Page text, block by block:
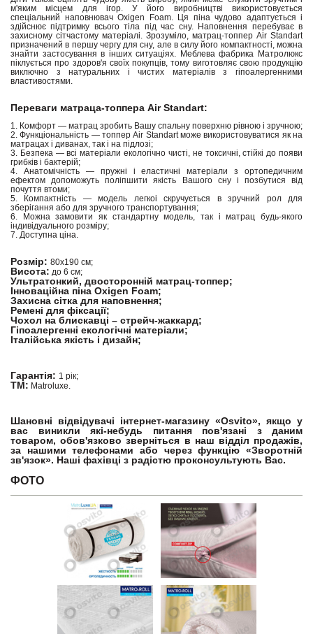
м'яким місцем для ігор. У його виробництві використовується
спеціальний наповнювач Oxigen Foam. Ця піна чудово адаптується і
здійснює підтримку всього тіла під час сну. Наповнення перебуває в
захисному сітчастому матеріалі. Зрозуміло, матрац-топпер Air Standart
призначений в першу чергу для сну, але в силу його компактності, можна
знайти застосування в інших ситуаціях. Меблева фабрика Матролюкс
піклується про здоров'я своїх покупців, тому виготовляє свою продукцію
виключно з натуральних і чистих матеріалів з гіпоалергенними
властивостями.
Переваги матраца-топпера Air Standart:
1. Комфорт — матрац зробить Вашу спальну поверхню рівною і зручною;
2. Функціональність — топпер Air Standart може використовуватися як на
матрацах і диванах, так і на підлозі;
3. Безпека — всі матеріали екологічно чисті, не токсичні, стійкі до появи
грибків і бактерій;
4. Анатомічність — пружні і еластичні матеріали з ортопедичним
ефектом допоможуть поліпшити якість Вашого сну і позбутися від
почуття втоми;
5. Компактність — модель легкоі скручується в зручний рол для
зберігання або для зручного транспортування;
6. Можна замовити як стандартну модель, так і матрац будь-якого
індивідуального розміру;
7. Доступна ціна.
Розмір: 80х190 см;
Висота: до 6 см;
Ультратонкий, двосторонній матрац-топпер;
Інноваційна піна Oxigen Foam;
Захисна сітка для наповнення;
Ремені для фіксації;
Чохол на блискавці – стрейч-жаккард;
Гіпоалергенні екологічні матеріали;
Італійська якість і дизайн;
Гарантія: 1 рік;
ТМ: Matroluxe.
Шановні відвідувачі інтернет-магазину «Osvito», якщо у
вас виникли які-небудь питання пов'язані з даним
товаром, обов'язково зверніться в наш відділ продажів,
за нашими телефонами або через функцію «Зворотній
зв'язок». Наші фахівці з радістю проконсультують Вас.
ФОТО